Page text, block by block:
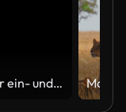
Fernseher ein- und ausgeschaltet. TV-Effekt einschalten, TV-Effekt ausschalten. Schalte den LCD-TV-Effekt ein, schalte den TV-Effekt aus. LED-Fernseher an und aus auf schwarzem Hintergrund